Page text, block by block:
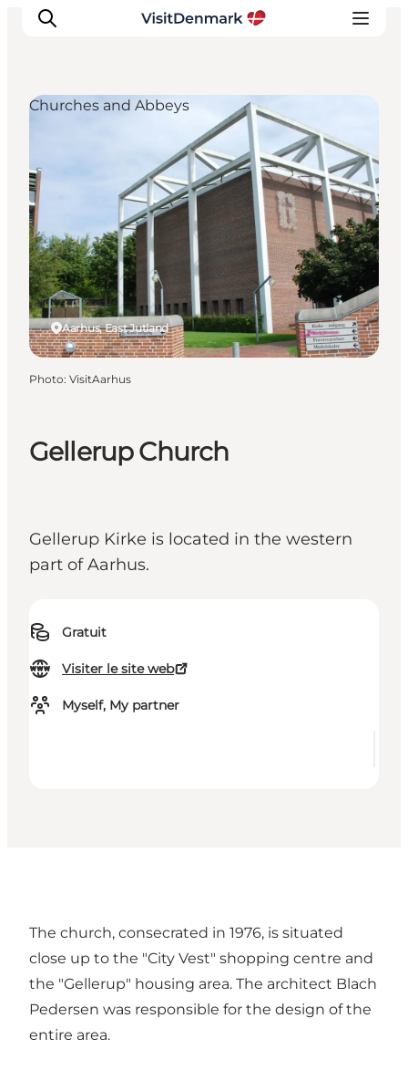
Destinations
Quoi faire
Hébergements
Planifiez votre voyage
Gellerup Church
Gellerup Kirke is located in the western
part of Aarhus.
Gratuit
Visiter le site web
Myself, My partner
Aarhus, East Jutland
Churches and Abbeys
Photo: VisitAarhus
The church, consecrated in 1976, is situated
close up to the "City Vest" shopping centre and
the "Gellerup" housing area. The architect Blach
Pedersen was responsible for the design of the
entire area.